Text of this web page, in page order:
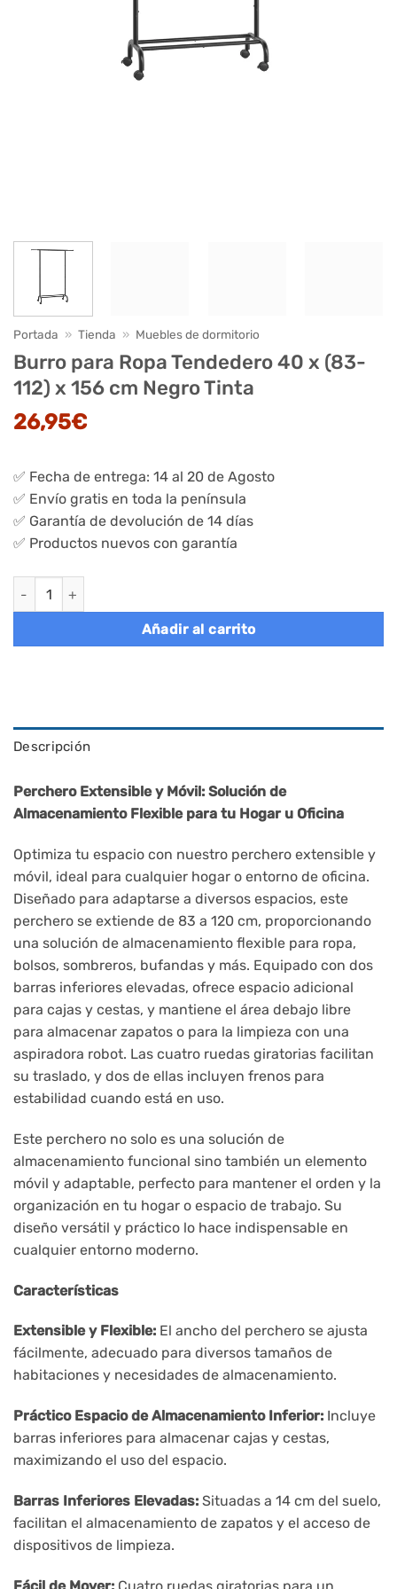
Portada » Tienda » Muebles de dormitorio
Burro para Ropa Tendedero 40 x (83-
112) x 156 cm Negro Tinta
26,95€
✅ Fecha de entrega: 14 al 20 de Agosto
✅ Envío gratis en toda la península
✅ Garantía de devolución de 14 días
✅ Productos nuevos con garantía
Burro para Ropa Tendedero 40 x (83-112) x 156 cm Negro
Añadir al carrito
Descripción
Perchero Extensible y Móvil: Solución de
Almacenamiento Flexible para tu Hogar u Oficina
Optimiza tu espacio con nuestro perchero extensible y
móvil, ideal para cualquier hogar o entorno de oficina.
Diseñado para adaptarse a diversos espacios, este
perchero se extiende de 83 a 120 cm, proporcionando
una solución de almacenamiento flexible para ropa,
bolsos, sombreros, bufandas y más. Equipado con dos
barras inferiores elevadas, ofrece espacio adicional
para cajas y cestas, y mantiene el área debajo libre
para almacenar zapatos o para la limpieza con una
aspiradora robot. Las cuatro ruedas giratorias facilitan
su traslado, y dos de ellas incluyen frenos para
estabilidad cuando está en uso.
Este perchero no solo es una solución de
almacenamiento funcional sino también un elemento
móvil y adaptable, perfecto para mantener el orden y la
organización en tu hogar o espacio de trabajo. Su
diseño versátil y práctico lo hace indispensable en
cualquier entorno moderno.
Características
Extensible y Flexible: El ancho del perchero se ajusta
fácilmente, adecuado para diversos tamaños de
habitaciones y necesidades de almacenamiento.
Práctico Espacio de Almacenamiento Inferior: Incluye
barras inferiores para almacenar cajas y cestas,
maximizando el uso del espacio.
Barras Inferiores Elevadas: Situadas a 14 cm del suelo,
facilitan el almacenamiento de zapatos y el acceso de
dispositivos de limpieza.